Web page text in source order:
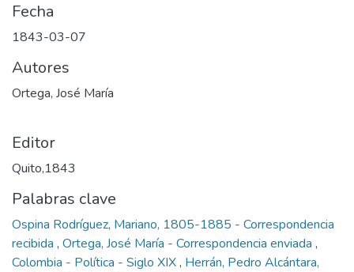
Fecha
1843-03-07
Autores
Ortega, José María
Editor
Quito,1843
Palabras clave
Ospina Rodríguez, Mariano, 1805-1885 - Correspondencia
recibida , Ortega, José María - Correspondencia enviada ,
Colombia - Política - Siglo XIX, Herrán, Pedro Alcántara,